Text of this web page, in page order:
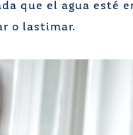
que el agua esté
o lastimar.